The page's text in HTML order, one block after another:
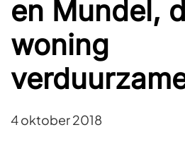
en Mundel,
woning
4 oktober 2018